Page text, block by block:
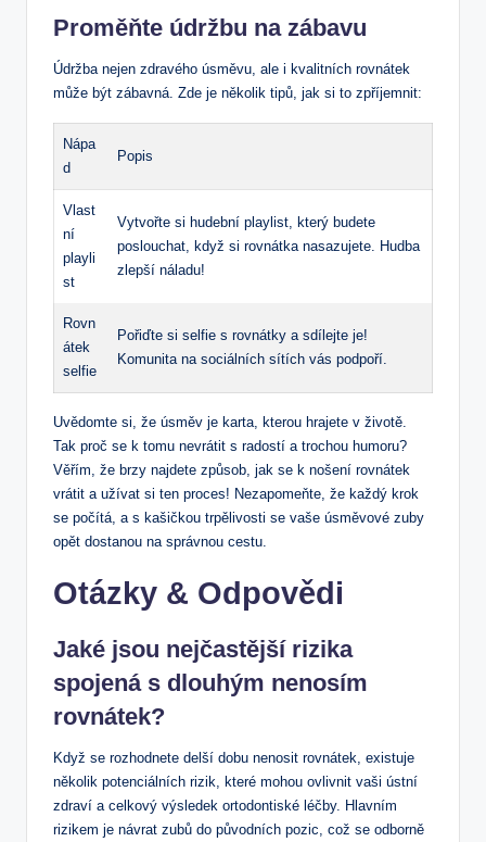
Proměňte údržbu na zábavu
Údržba nejen zdravého úsměvu, ale i kvalitních rovnátek
může být zábavná. Zde je několik tipů, jak si to zpříjemnit:
Nápa
d
Popis
Vlast
ní
playli
st
Vytvořte si hudební playlist, který budete
poslouchat, když si rovnátka nasazujete. Hudba
zlepší náladu!
Rovn
átek
selfie
Pořiďte si selfie s rovnátky a sdílejte je!
Komunita na sociálních sítích vás podpoří.
Uvědomte si, že úsměv je karta, kterou hrajete v životě.
Tak proč se k tomu nevrátit s radostí a trochou humoru?
Věřím, že brzy najdete způsob, jak se k nošení rovnátek
vrátit a užívat si ten proces! Nezapomeňte, že každý krok
se počítá, a s kašičkou trpělivosti se vaše úsměvové zuby
opět dostanou na správnou cestu.
Otázky & Odpovědi
Jaké jsou nejčastější rizika
spojená s dlouhým nenosím
rovnátek?
Když se rozhodnete delší dobu nenosit rovnátek, existuje
několik potenciálních rizik, které mohou ovlivnit vaši ústní
zdraví a celkový výsledek ortodontiské léčby. Hlavním
rizikem je návrat zubů do původních pozic, což se odborně